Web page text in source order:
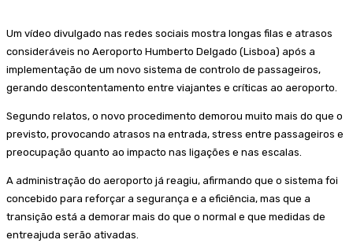
Um vídeo divulgado nas redes sociais mostra longas filas e atrasos
consideráveis no Aeroporto Humberto Delgado (Lisboa) após a
implementação de um novo sistema de controlo de passageiros,
gerando descontentamento entre viajantes e críticas ao aeroporto.
Segundo relatos, o novo procedimento demorou muito mais do que o
previsto, provocando atrasos na entrada, stress entre passageiros e
preocupação quanto ao impacto nas ligações e nas escalas.
A administração do aeroporto já reagiu, afirmando que o sistema foi
concebido para reforçar a segurança e a eficiência, mas que a
transição está a demorar mais do que o normal e que medidas de
entreajuda serão ativadas.